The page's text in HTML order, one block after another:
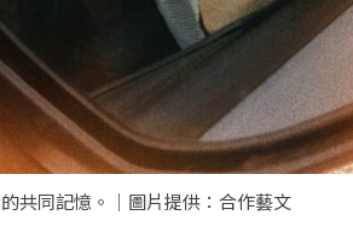
共同記憶。｜圖片提供：合作藝文